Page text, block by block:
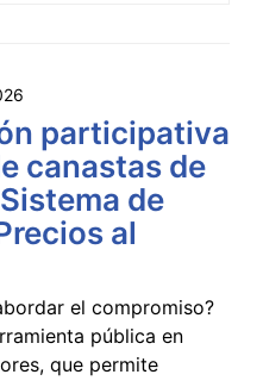
participativa
canastas de
de
al
el compromiso?
pública en
que permite